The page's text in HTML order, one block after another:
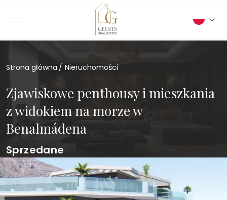
Strona główna Nieruchomości
Zjawiskowe penthousy i mieszkania
z widokiem na morze w
Benalmádena
Sprzedane